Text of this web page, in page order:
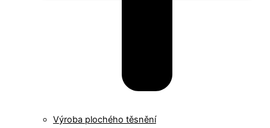
Výroba plochého těsnění